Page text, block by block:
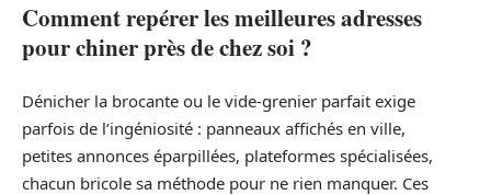
Comment repérer les meilleures adresses
pour chiner près de chez soi ?
Dénicher la brocante ou le vide-grenier parfait exige
parfois de l’ingéniosité : panneaux affichés en ville,
petites annonces éparpillées, plateformes spécialisées,
chacun bricole sa méthode pour ne rien manquer. Ces